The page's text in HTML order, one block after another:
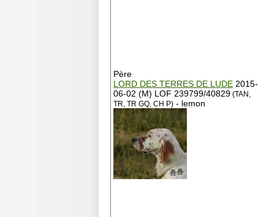
Père
LORD DES TERRES DE LUDE 2015-
06-02 (M) LOF 239799/40829 (TAN,
TR, TR GQ, CH P) - lemon